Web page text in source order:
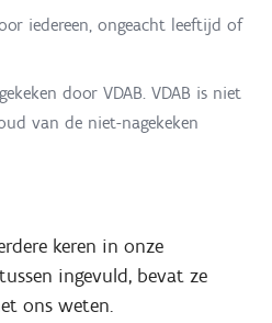
iedereen, ongeacht leeftijd of
door VDAB. VDAB is niet
van de niet-nagekeken
keren in onze
ingevuld, bevat ze
ons weten.